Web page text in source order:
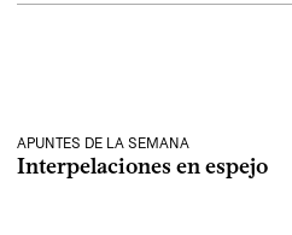
APUNTES DE LA SEMANA
Interpelaciones en espejo